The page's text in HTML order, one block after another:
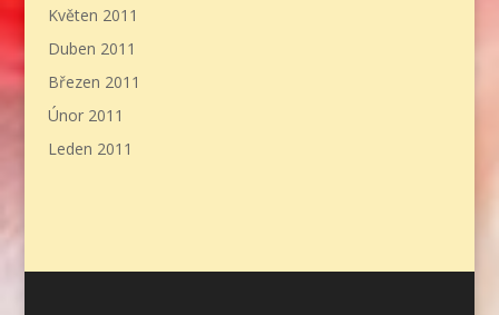
Květen 2011
Duben 2011
Březen 2011
Únor 2011
Leden 2011